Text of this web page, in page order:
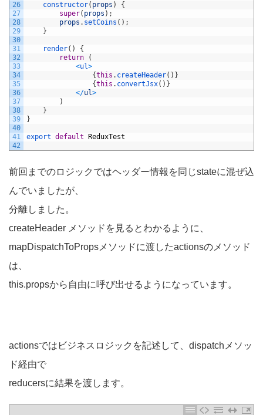
26
27
28
29
30
31
32
33
34
35
36
37
38
39
40
41
42
constructor( props )
{
super( props ) ;
props . setCoins ( ) ;
}
render( )
{
return
(
<ul>
{this . createHeader( ) }
{this . convertJsx( ) }
</ul>
)
}
}
export default ReduxTest
前回までのロジックではヘッダー情報を同じstateに混ぜ込
んでいましたが、
分離しました。
createHeader メソッドを見るとわかるように、
mapDispatchToPropsメソッドに渡したactionsのメソッド
は、
this.propsから自由に呼び出せるようになっています。
actionsではビジネスロジックを記述して、dispatchメソッ
ド経由で
reducersに結果を渡します。